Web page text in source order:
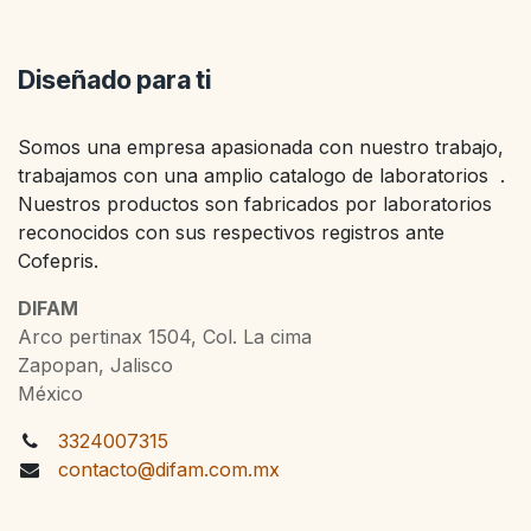
Diseñado para ti
Somos una empresa apasionada con nuestro trabajo,
trabajamos con una amplio catalogo de laboratorios .
Nuestros productos son fabricados por laboratorios
reconocidos con sus respectivos registros ante
Cofepris.
DIFAM
Arco pertinax 1504, Col. La cima
Zapopan, Jalisco
México
3324007315
contacto@difam.com.mx